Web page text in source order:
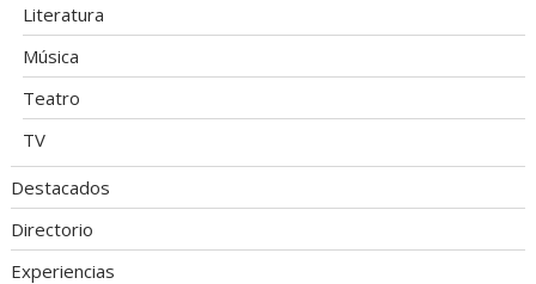
Literatura
Música
Teatro
TV
Destacados
Directorio
Experiencias